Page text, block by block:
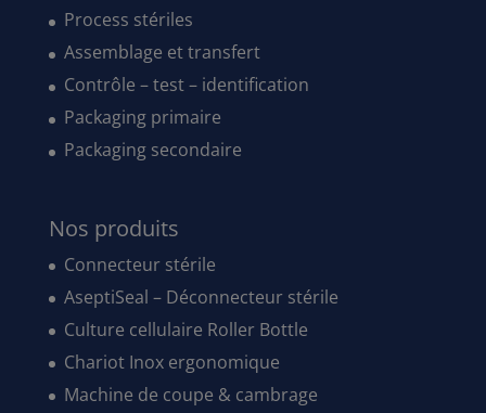
Process stériles
Assemblage et transfert
Contrôle – test – identification
Packaging primaire
Packaging secondaire
Nos produits
Connecteur stérile
AseptiSeal – Déconnecteur stérile
Culture cellulaire Roller Bottle
Chariot Inox ergonomique
Machine de coupe & cambrage